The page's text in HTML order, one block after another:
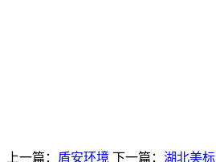
上一篇： 盾安环境 下一篇： 湖北美标